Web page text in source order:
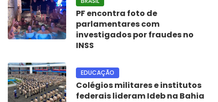
PF encontra foto de
parlamentares com
investigados por fraudes no
INSS
EDUCAÇÃO
Colégios militares e institutos
federais lideram Ideb na Bahia